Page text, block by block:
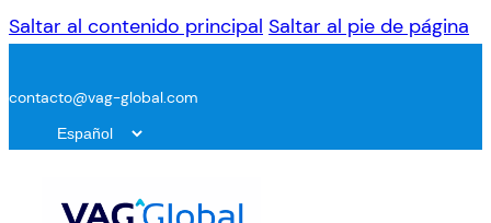
Saltar al contenido principal Saltar al pie de página
contacto@vag-global.com